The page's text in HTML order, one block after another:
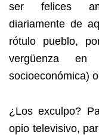
ser felices
diariamente de
rótulo pueblo,
vergüenza
socioeconómica)
¿Los exculpo?
opio televisivo,